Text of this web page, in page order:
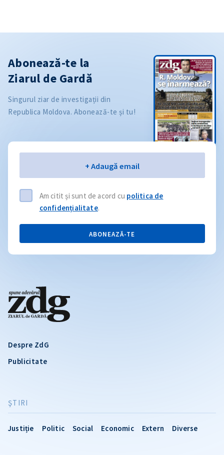
Despre ZdG
Publicitate
ŞTIRI
Justiție Politic Social Economic Extern Diverse
Abonează-te la
Ziarul de Gardă
Singurul ziar de investigații din
Republica Moldova. Abonează-te și tu!
+ Adaugă email
Am citit și sunt de acord cu politica de
confidențialitate.
ABONEAZĂ-TE